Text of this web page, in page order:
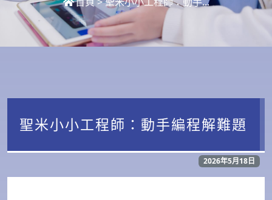
聖米小小工程師：動手編程解難題
2026年5月18日